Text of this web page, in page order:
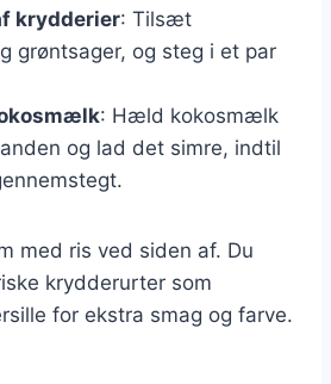
krydderier: Tilsæt
grøntsager, og steg i et par
: Hæld kokosmælk
og lad det simre, indtil
med ris ved siden af. Du
krydderurter som
for ekstra smag og farve.